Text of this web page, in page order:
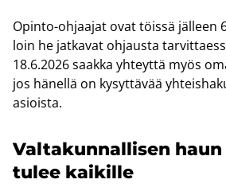
Opinto-​ohjaajat ovat töis­sä jäl­leen
loin he jat­ka­vat oh­jaus­ta
18.6.2026 saak­ka yh­teyt­tä myös
jos hä­nel­lä on ky­syt­tä­vää
asiois­ta.
Val­ta­kun­nal­li­sen
tulee kai­kil­le